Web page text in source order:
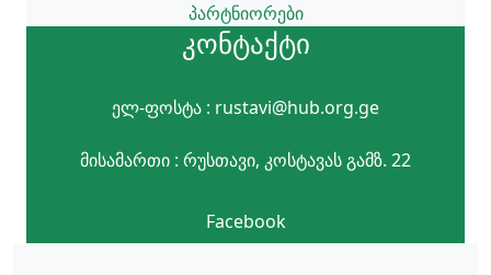
პარტნიორები
კონტაქტი
ელ-ფოსტა : rustavi@hub.org.ge
მისამართი : რუსთავი, კოსტავას გამზ. 22
Facebook